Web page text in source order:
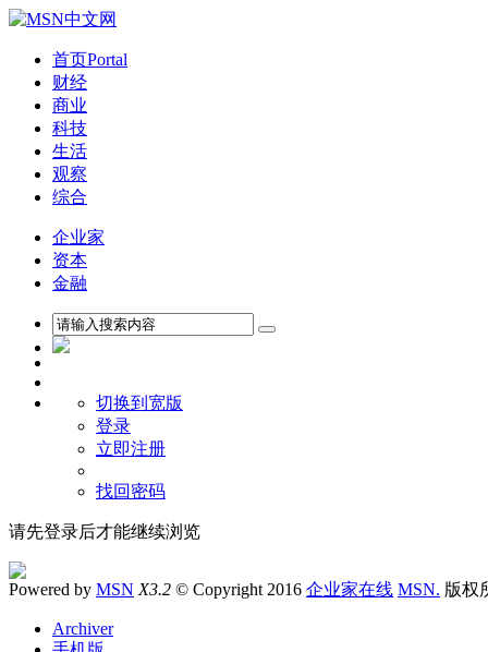
首页Portal
财经
商业
科技
生活
观察
综合
企业家
资本
金融
切换到宽版
登录
立即注册
找回密码
请先登录后才能继续浏览
Powered by MSN X3.2 © Copyright 2016 企业家在线 MSN. 版权
Archiver